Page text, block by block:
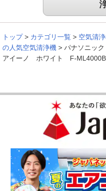
ペットの臭いが抑えられ、洗
空気清浄機では
ペットの臭いが気にならなく
清浄機では取り切れない臭い
にもう一台購入しようか考え
強烈な介護臭
トップ > カテゴリ一覧 > 空気清
の人気空気清浄機 > パナソニッ
アイーノ ホワイト F-